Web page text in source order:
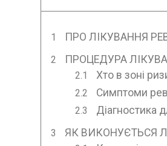
ПРО ЛІКУВАННЯ
ПРОЦЕДУРА
Хто в зоні
Симптоми
Діагностика
ЯК ВИКОНУЄТЬСЯ